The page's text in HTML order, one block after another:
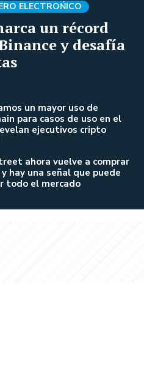
un récord
y desafía
ELECTROŃICO
un mayor uso de
para casos de uso en el
ejecutivos cripto
ahora vuelve a comprar
hay una señal que puede
todo el mercado